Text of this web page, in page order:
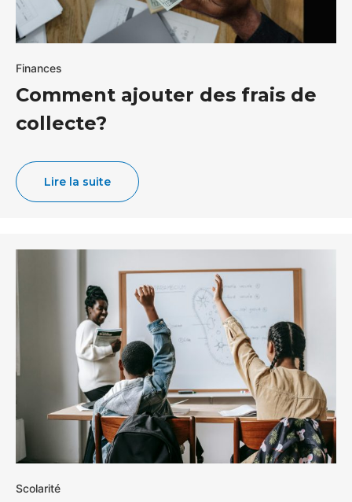
Finances
Comment ajouter des frais de
collecte?
Lire la suite
Scolarité